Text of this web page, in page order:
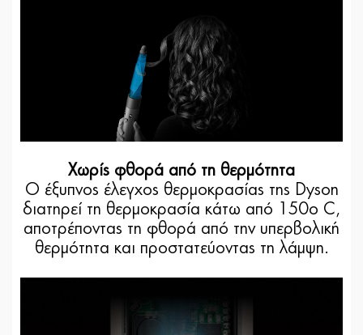
Χωρίς φθορά από τη θερμότητα
Ο έξυπνος έλεγχος θερμοκρασίας της Dyson
διατηρεί τη θερμοκρασία κάτω από 150ο C,
αποτρέποντας τη φθορά από την υπερβολική
θερμότητα και προστατεύοντας τη λάμψη.